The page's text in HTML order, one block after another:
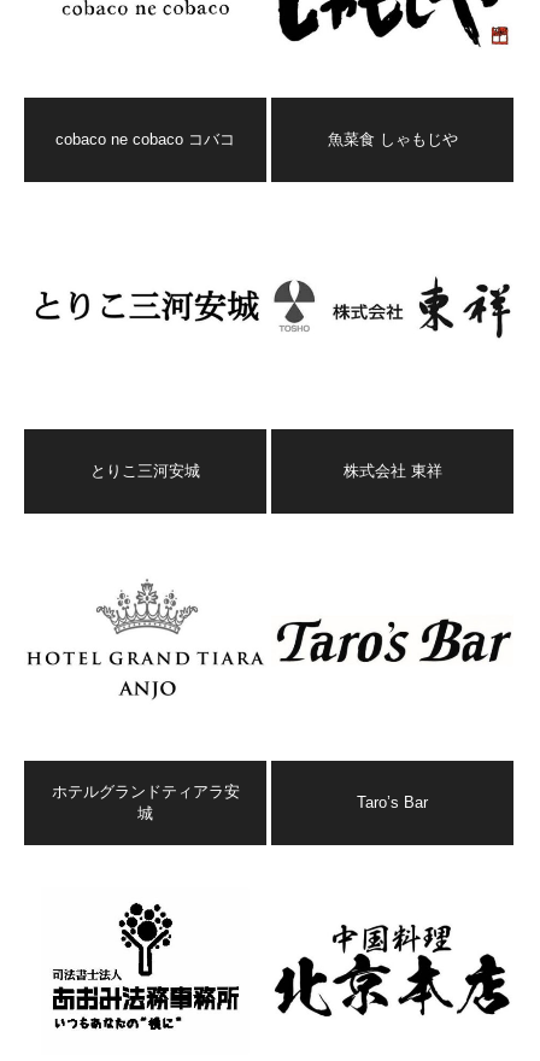
cobaco ne cobaco コバコ 魚菜食 しゃもじや
とりこ三河安城 株式会社 東祥
ホテルグランドティアラ安
城
Taro’s Bar